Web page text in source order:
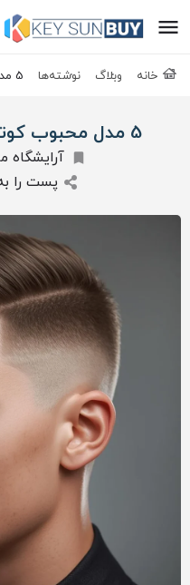
خانه وبلاگ نوشته‌ها 5 مدل محبوب کوتاهی برای آقایان جوان
5 مدل محبوب کوتاهی برای آقایان جوان
آرایشگاه
پست را